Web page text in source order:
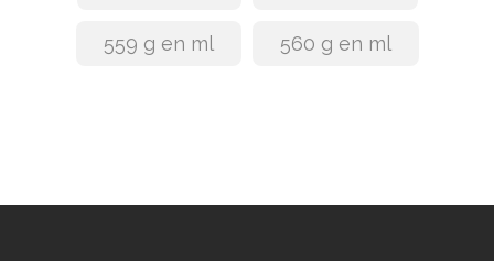
559 g en ml 560 g en ml